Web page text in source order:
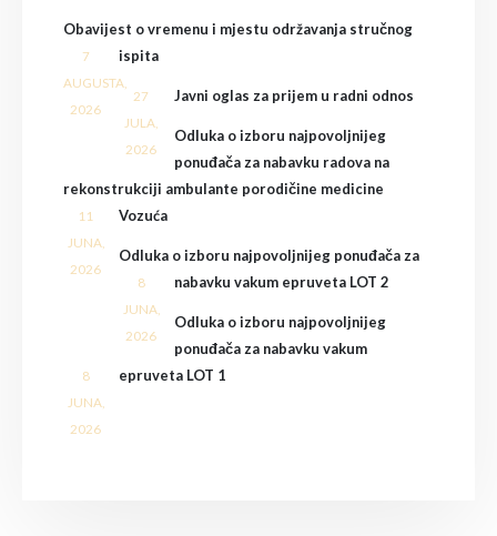
Obavijest o vremenu i mjestu održavanja stručnog
ispita
7
AUGUSTA,
2026
Javni oglas za prijem u radni odnos
27
JULA,
2026
Odluka o izboru najpovoljnijeg
ponuđača za nabavku radova na
rekonstrukciji ambulante porodičine medicine
Vozuća
11
JUNA,
2026
Odluka o izboru najpovoljnijeg ponuđača za
nabavku vakum epruveta LOT 2
8
JUNA,
2026
Odluka o izboru najpovoljnijeg
ponuđača za nabavku vakum
epruveta LOT 1
8
JUNA,
2026